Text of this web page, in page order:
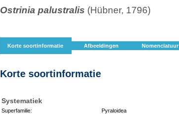
Ostrinia palustralis (Hübner, 1796)
Korte soortinformatie Afbeeldingen Nomenclatuur
Korte soortinformatie
Systematiek
Superfamilie:
Pyraloidea